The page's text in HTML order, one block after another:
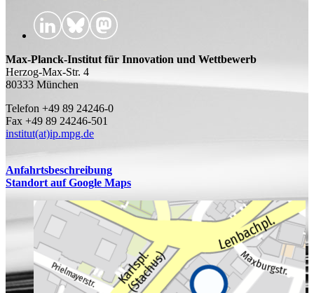
Max-Planck-Institut für Innovation und Wettbewerb
Herzog-Max-Str. 4
80333 München
Telefon +49 89 24246-0
Fax +49 89 24246-501
institut(at)ip.mpg.de
Anfahrtsbeschreibung
Standort auf Google Maps